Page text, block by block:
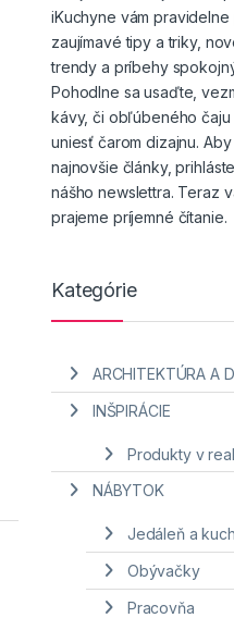
iKuchyne vám pravidelne
zaujímavé tipy a triky,
trendy a príbehy
Pohodlne sa usaďte,
kávy, či obľúbeného čaju
uniesť čarom dizajnu.
najnovšie články,
nášho newslettra. Teraz
prajeme príjemné čítanie.
Kategórie
ARCHITEKTÚRA A
INŠPIRÁCIE
Produkty v
NÁBYTOK
Jedáleň a
Obývačky
Pracovňa